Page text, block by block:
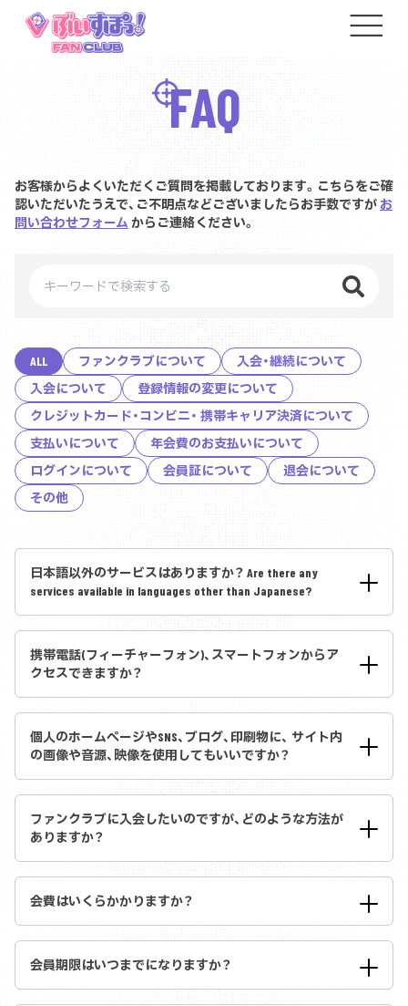
FAQ
お客様からよくいただくご質問を掲載しております。こちらをご確
認いただいたうえで、ご不明点などございましたらお手数ですが お
問い合わせフォーム からご連絡ください。
ALL ファンクラブについて
入会・継続について
入会について
登録情報の変更について
クレジットカード・コンビニ・ 携帯キャリア決済について
支払いについて
年会費のお支払いについて
ログインについて
会員証について
退会について
その他
日本語以外のサービスはありますか？ Are there any
services available in languages other than Japanese?
携帯電話(フィーチャーフォン)、スマートフォンからア
クセスできますか？
個人のホームページやSNS、ブログ、印刷物に、 サイト内
の画像や音源、映像を使用してもいいですか？
ファンクラブに入会したいのですが、どのような方法が
ありますか？
会費はいくらかかりますか？
会員期限はいつまでになりますか？